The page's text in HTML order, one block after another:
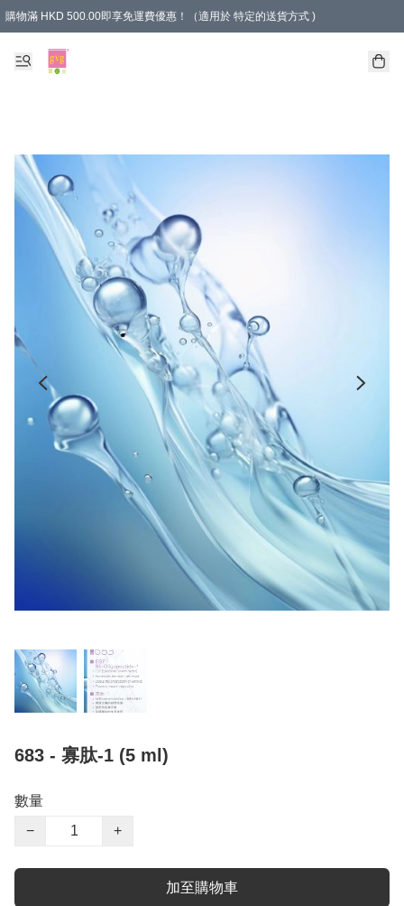
購物滿 HKD 500.00即享免運費優惠！（適用於 特定的送貨方式 )
683 - 寡肽-1 (5 ml)
數量
−
+
加至購物車